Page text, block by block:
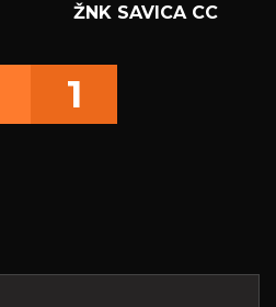
ŽNK SAVICA CC
1